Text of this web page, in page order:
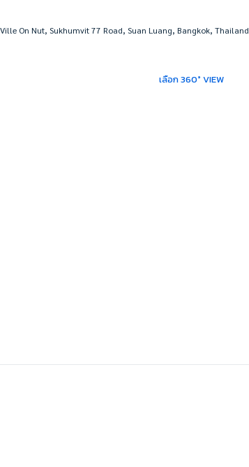
On Nut, Sukhumvit 77 Road, Suan Luang, Bangkok, Thailand
เลือก 360° VIEW